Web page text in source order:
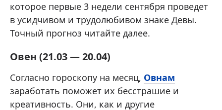
которое первые 3 недели сентября проведет
в усидчивом и трудолюбивом знаке Девы.
Точный прогноз читайте далее.
Овен (21.03 — 20.04)
Согласно гороскопу на месяц, Овнам
заработать поможет их бесстрашие и
креативность. Они, как и другие